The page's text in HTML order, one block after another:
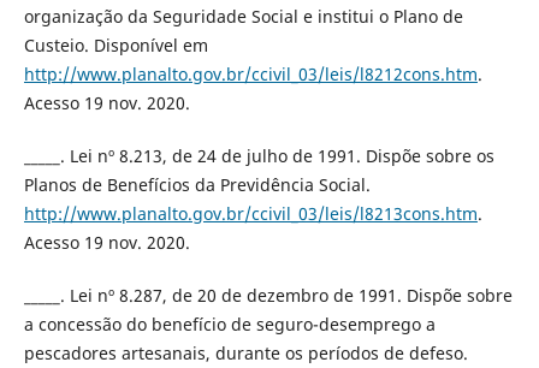
organização da Seguridade Social e institui o Plano de
Custeio. Disponível em
http://www.planalto.gov.br/ccivil_03/leis/l8212cons.htm.
Acesso 19 nov. 2020.
_____. Lei nº 8.213, de 24 de julho de 1991. Dispõe sobre os
Planos de Benefícios da Previdência Social.
http://www.planalto.gov.br/ccivil_03/leis/l8213cons.htm.
Acesso 19 nov. 2020.
_____. Lei nº 8.287, de 20 de dezembro de 1991. Dispõe sobre
a concessão do benefício de seguro-desemprego a
pescadores artesanais, durante os períodos de defeso.